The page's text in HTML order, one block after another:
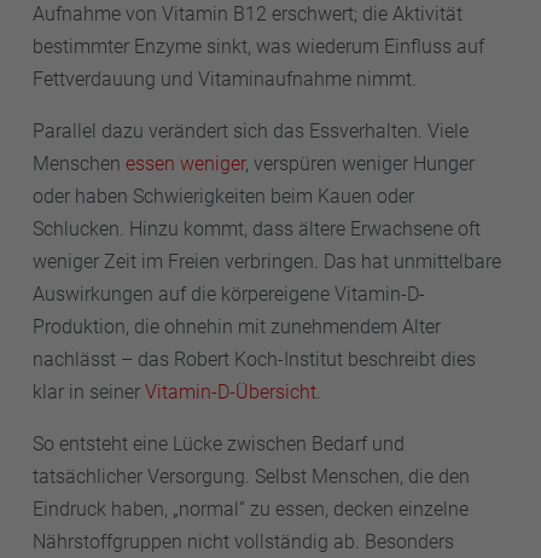
Aufnahme von Vitamin B12 erschwert; die Aktivität
bestimmter Enzyme sinkt, was wiederum Einfluss auf
Fettverdauung und Vitaminaufnahme nimmt.
Parallel dazu verändert sich das Essverhalten. Viele
Menschen essen weniger, verspüren weniger Hunger
oder haben Schwierigkeiten beim Kauen oder
Schlucken. Hinzu kommt, dass ältere Erwachsene oft
weniger Zeit im Freien verbringen. Das hat unmittelbare
Auswirkungen auf die körpereigene Vitamin-D-
Produktion, die ohnehin mit zunehmendem Alter
nachlässt – das Robert Koch-Institut beschreibt dies
klar in seiner Vitamin-D-Übersicht.
So entsteht eine Lücke zwischen Bedarf und
tatsächlicher Versorgung. Selbst Menschen, die den
Eindruck haben, „normal“ zu essen, decken einzelne
Nährstoffgruppen nicht vollständig ab. Besonders